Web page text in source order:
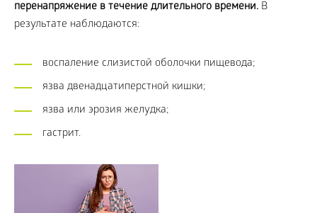
перенапряжение в течение длительного времени. В
результате наблюдаются:
воспаление слизистой оболочки пищевода;
язва двенадцатиперстной кишки;
язва или эрозия желудка;
гастрит.